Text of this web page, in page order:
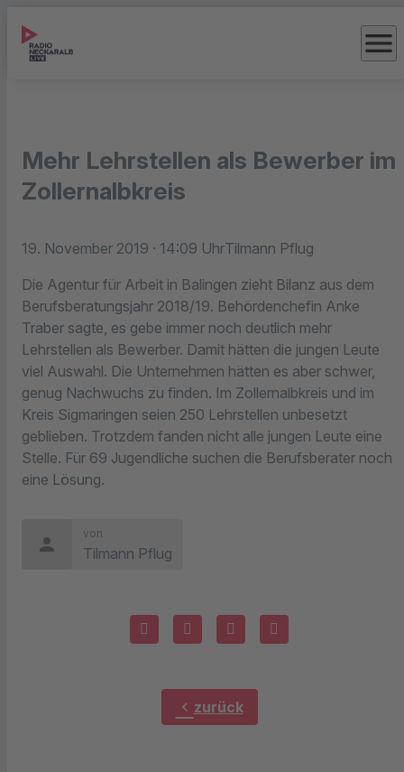
menu
Mehr Lehrstellen als Bewerber im
Zollernalbkreis
19. November 2019 · 14:09 UhrTilmann Pflug
Die Agentur für Arbeit in Balingen zieht Bilanz aus dem
Berufsberatungsjahr 2018/19. Behördenchefin Anke
Traber sagte, es gebe immer noch deutlich mehr
Lehrstellen als Bewerber. Damit hätten die jungen Leute
viel Auswahl. Die Unternehmen hätten es aber schwer,
genug Nachwuchs zu finden. Im Zollernalbkreis und im
Kreis Sigmaringen seien 250 Lehrstellen unbesetzt
geblieben. Trotzdem fanden nicht alle jungen Leute eine
Stelle. Für 69 Jugendliche suchen die Berufsberater noch
eine Lösung.
person
von
Tilmann Pflug
chevron_left zurück